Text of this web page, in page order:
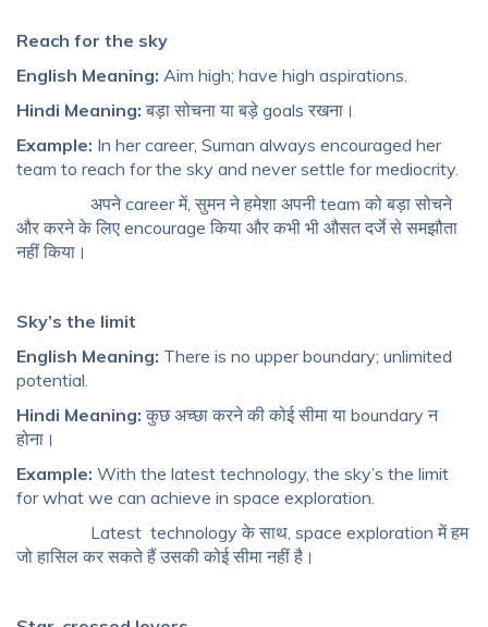
Reach for the sky
English Meaning: Aim high; have high aspirations.
Hindi Meaning: बड़ा सोचना या बड़े goals रखना।
Example: In her career, Suman always encouraged her
team to reach for the sky and never settle for mediocrity.
अपने career में, सुमन ने हमेशा अपनी team को बड़ा सोचने
और करने के लिए encourage किया और कभी भी औसत दर्जे से समझौता
नहीं किया।
Sky’s the limit
English Meaning: There is no upper boundary; unlimited
potential.
Hindi Meaning: कुछ अच्छा करने की कोई सीमा या boundary न
होना।
Example: With the latest technology, the sky’s the limit
for what we can achieve in space exploration.
Latest technology के साथ, space exploration में हम
जो हासिल कर सकते हैं उसकी कोई सीमा नहीं है।